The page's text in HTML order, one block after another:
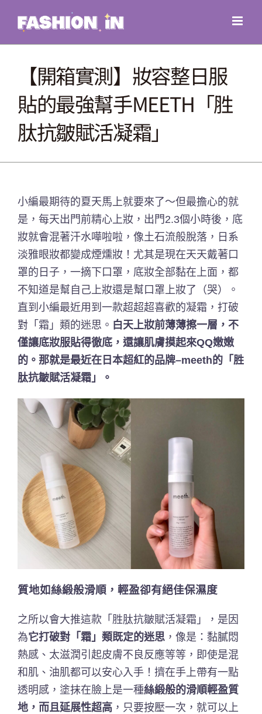
content
【開箱實測】妝容整日服
貼的最強幫手MEETH「胜
肽抗皺賦活凝霜」
小編最期待的夏天馬上就要來了～但最擔心的就
是，每天出門前精心上妝，出門2.3個小時後，底
妝就會混著汗水嘩啦啦，像土石流般脫落，日系
淡雅眼妝都變成煙燻妝！尤其是現在天天戴著口
罩的日子，一摘下口罩，底妝全部黏在上面，都
不知道是幫自己上妝還是幫口罩上妝了（哭）。
直到小編最近用到一款超超超喜歡的凝霜，打破
對「霜」類的迷思。 白天上妝前薄薄擦一層，不
僅讓底妝服貼得徹底，還讓肌膚摸起來QQ嫩嫩
的。那就是最近在日本超紅的品牌–meeth的「胜
肽抗皺賦活凝霜」。
質地如絲緞般滑順，輕盈卻有絕佳保濕度
之所以會大推這款「胜肽抗皺賦活凝霜」，是因
為它打破對「霜」類既定的迷思 ，像是：黏膩悶
熱感、太滋潤引起皮膚不良反應等等，即使是混
和肌、油肌都可以安心入手！擠在手上帶有一點
透明感，塗抹在臉上是一種絲緞般的滑順輕盈質
地，而且延展性超高 ，只要按壓一次，就可以上